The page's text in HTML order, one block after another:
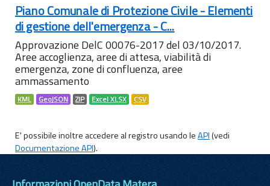
Piano Comunale di Protezione Civile - Elementi
di gestione dell'emergenza - C...
Approvazione DelC 00076-2017 del 03/10/2017.
Aree accoglienza, aree di attesa, viabilità di
emergenza, zone di confluenza, aree
ammassamento
KML GeoJSON ZIP Excel XLSX CSV
E' possibile inoltre accedere al registro usando leAPI(vedi
Documentazione API).